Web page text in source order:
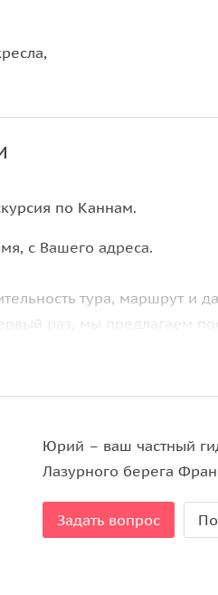
по Каннам.
с Вашего адреса.
тура, маршрут и
раз, мы предлагаем
время прогулки, при
отели города, около
эксклюзивные автомобили;
обзор на Канны;
галереи, музеи,
Юрий – ваш частный
Лазурного берега
Задать вопрос